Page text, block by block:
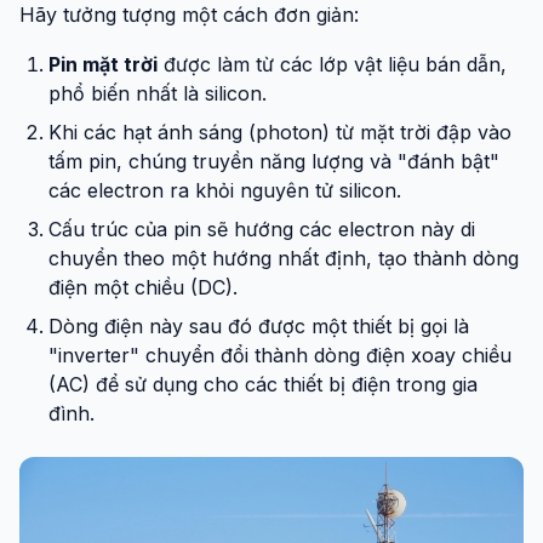
Hãy tưởng tượng một cách đơn giản:
Pin mặt trời được làm từ các lớp vật liệu bán dẫn,
phổ biến nhất là silicon.
Khi các hạt ánh sáng (photon) từ mặt trời đập vào
tấm pin, chúng truyền năng lượng và "đánh bật"
các electron ra khỏi nguyên tử silicon.
Cấu trúc của pin sẽ hướng các electron này di
chuyển theo một hướng nhất định, tạo thành dòng
điện một chiều (DC).
Dòng điện này sau đó được một thiết bị gọi là
"inverter" chuyển đổi thành dòng điện xoay chiều
(AC) để sử dụng cho các thiết bị điện trong gia
đình.